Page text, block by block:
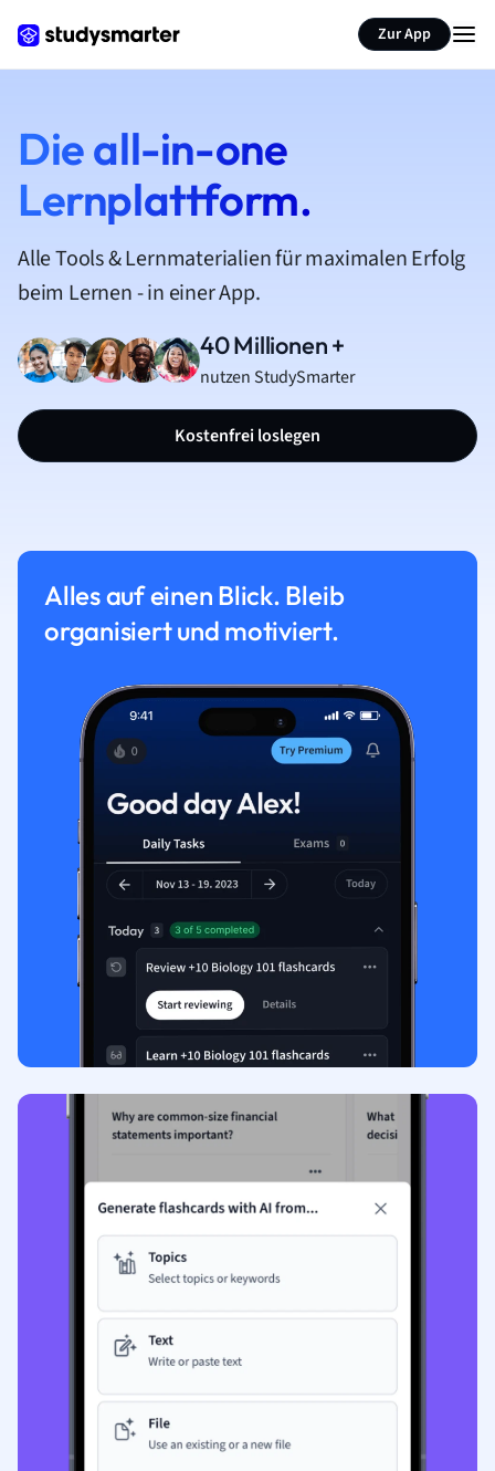
Zur App
Die all-in-one
Lernplattform.
Alle Tools & Lernmaterialien für maximalen Erfolg
beim Lernen - in einer App.
40 Millionen +
nutzen StudySmarter
Kostenfrei loslegen
Alles auf einen Blick. Bleib
organisiert und motiviert.